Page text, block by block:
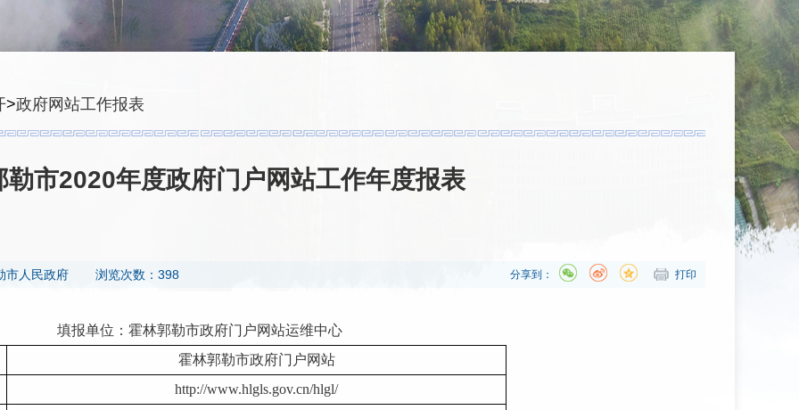
>政府网站工作报表
勒市2020年度政府门户网站工作年度报表
市人民政府 浏览次数：398 打印
分享到：
填报单位： 霍林郭勒市政府门户网站运维中心
霍林郭勒市政府门户网站
http://www.hlgls.gov.cn/hlgl/